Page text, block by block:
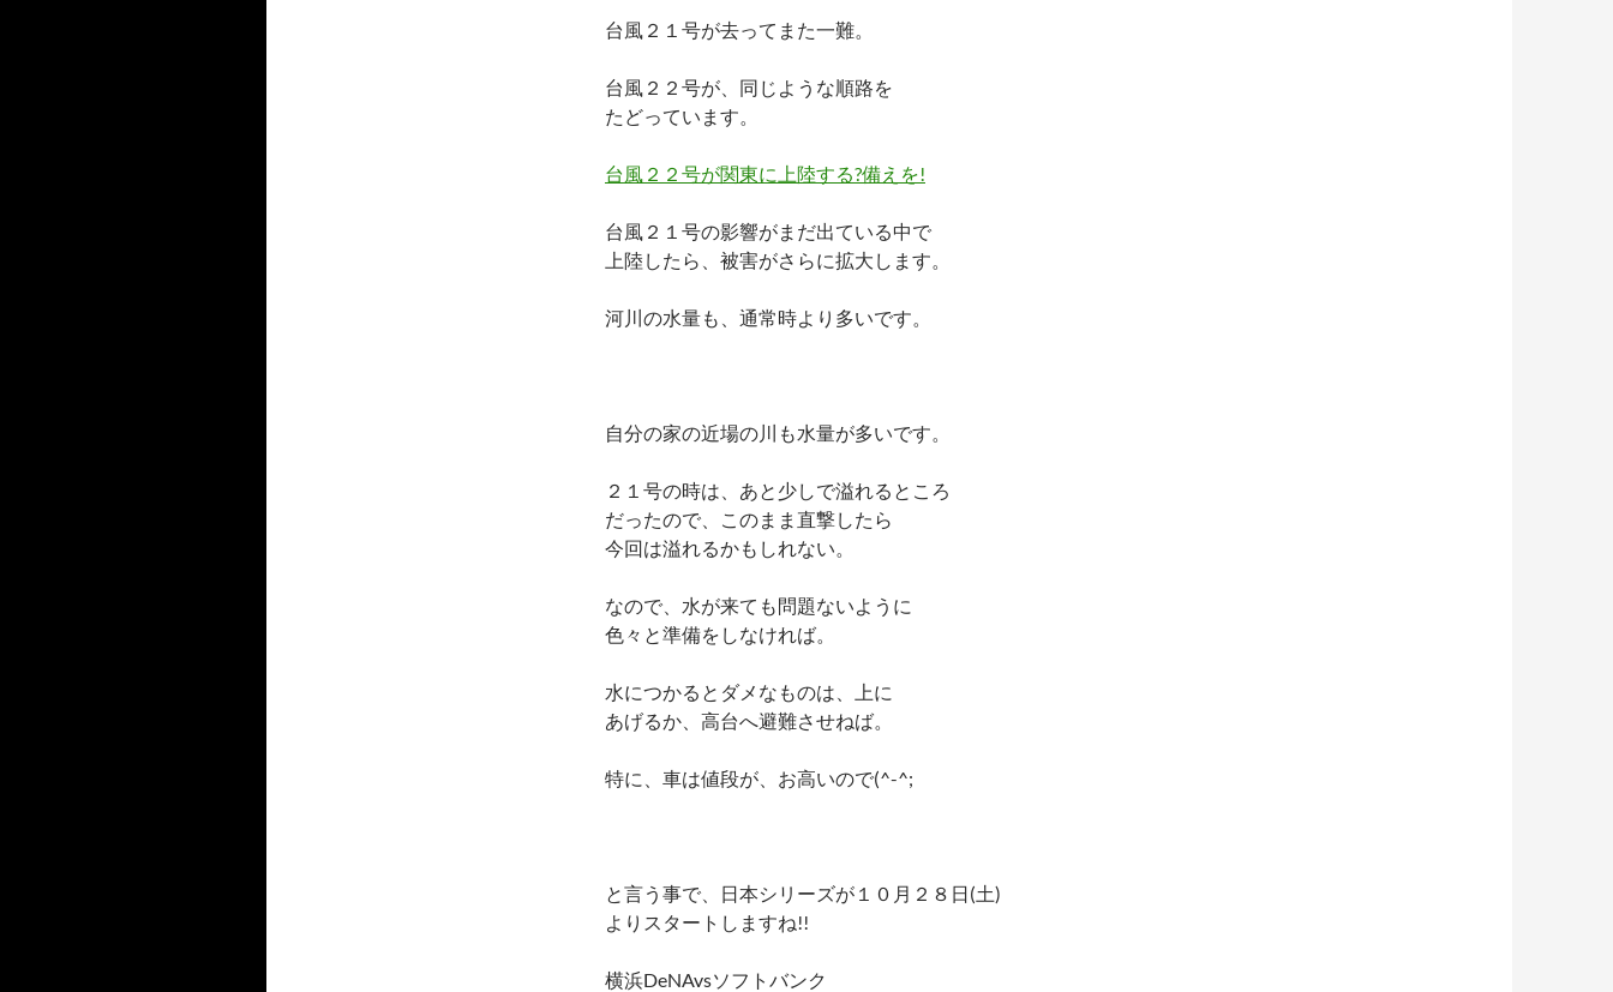
台風２１号が去ってまた一難。
台風２２号が、同じような順路を
たどっています。
台風２２号が関東に上陸する?備えを!
台風２１号の影響がまだ出ている中で
上陸したら、被害がさらに拡大します。
河川の水量も、通常時より多いです。
自分の家の近場の川も水量が多いです。
２１号の時は、あと少しで溢れるところ
だったので、このまま直撃したら
今回は溢れるかもしれない。
なので、水が来ても問題ないように
色々と準備をしなければ。
水につかるとダメなものは、上に
あげるか、高台へ避難させねば。
特に、車は値段が、お高いので(^-^;
と言う事で、日本シリーズが１０月２８日(土)
よりスタートしますね!!
横浜DeNAvsソフトバンク